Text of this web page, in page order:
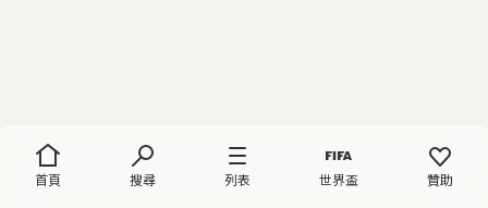
首頁 搜尋 列表 世界盃 贊助